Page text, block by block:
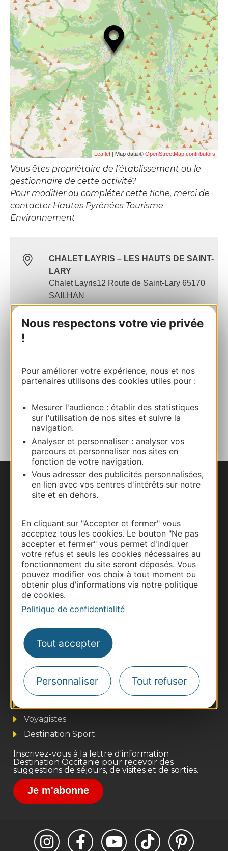
Nous respectons votre vie privée
!
Pour améliorer votre expérience, nous et nos
partenaires utilisons des cookies utiles pour :
Mesurer l'audience : établir des statistiques
sur l'utilisation de nos sites et suivre la
navigation.
Analyser et personnaliser : analyser vos
parcours et personnaliser nos sites en
fonction de votre navigation.
Vous adresser des publicités personnalisées,
en lien avec vos centres d'intérêts sur notre
site et en dehors.
En cliquant sur "Accepter et fermer" vous
acceptez tous les cookies. Le bouton "Ne pas
accepter et fermer" vous permet d'indiquer
votre refus et seuls les cookies nécessaires au
fonctionnement du site seront déposés. Vous
pouvez modifier vos choix à tout moment ou
obtenir plus d'informations via notre politique
de cookies.
Politique de confidentialité
Tout accepter
Personnaliser Tout refuser
Leaflet | Map data © OpenStreetMap contributors
Vous êtes propriétaire de l’établissement ou le
gestionnaire de cette activité?
Pour modifier ou compléter cette fiche, merci de
contacter Hautes Pyrénées Tourisme
Environnement
CHALET LAYRIS – LES HAUTS DE SAINT-
LARY
Chalet Layris12 Route de Saint-Lary 65170
SAILHAN
Calculez votre itinéraire
E-mail
AJOUTER
AU CARNET
Nous contacter
Documentation
Thermalisme
Business/Mice
Pros d'Occitanie
Voyagistes
Destination Sport
Inscrivez-vous à la lettre d'information
Destination Occitanie pour recevoir des
suggestions de séjours, de visites et de sorties.
Je m'abonne